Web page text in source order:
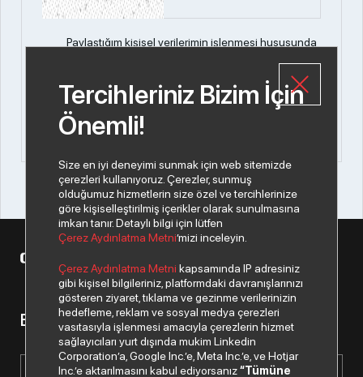
Paylaştığım kişisel verilerimin işlenmesi hususunda
Bizden haberiniz olsun.
Tercihleriniz Bizim İçin
Önemli!
Size en iyi deneyimi sunmak için web sitemizde
çerezleri kullanıyoruz. Çerezler, sunmuş
olduğumuz hizmetlerin size özel ve tercihlerinize
göre kişiselleştirilmiş içerikler olarak sunulmasına
imkan tanır. Detaylı bilgi için lütfen
Çerez Aydınlatma Metni’mizi inceleyin.
Çerez Aydınlatma Metni kapsamında IP adresiniz
gibi kişisel bilgileriniz, platformdaki davranışlarınızı
gösteren ziyaret, tıklama ve gezinme verilerinizin
hedefleme, reklam ve sosyal medya çerezleri
vasıtasıyla işlenmesi amacıyla çerezlerin hizmet
sağlayıcıları yurt dışında mukim Linkedin
Corporation’a, Google Inc.’e, Meta Inc.’e, ve Hotjar
Inc.’e aktarılmasını kabul ediyorsanız“Tümüne